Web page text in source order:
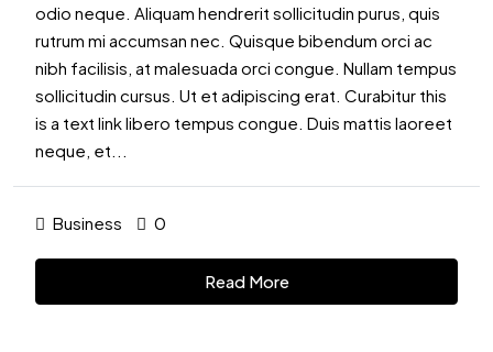
odio neque. Aliquam hendrerit sollicitudin purus, quis
rutrum mi accumsan nec. Quisque bibendum orci ac
nibh facilisis, at malesuada orci congue. Nullam tempus
sollicitudin cursus. Ut et adipiscing erat. Curabitur this
is a text link libero tempus congue. Duis mattis laoreet
neque, et...
Business 0
Read More